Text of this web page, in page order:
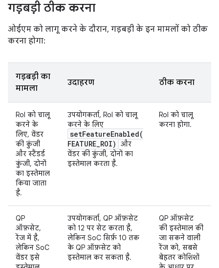
गड़बड़ी ठीक करना
ओईएम को लागू करने के दौरान, गड़बड़ी के इन मामलों को ठीक
करना होगा:
गड़बड़ी का
मामला
उदाहरण ठीक करना
RoI को चालू
करने के
लिए, वेंडर
की कुंजी
और स्टैंडर्ड
कुंजी, दोनों
का इस्तेमाल
किया जाता
है.
उपयोगकर्ता, RoI को चालू
करने के लिए
setFeatureEnabled(
FEATURE_ROI)
और
वेंडर की कुंजी, दोनों का
इस्तेमाल करता है.
RoI को चालू
करना होगा.
QP
ऑफ़सेट,
रेंज में है,
लेकिन SoC
वेंडर इसे
उपयोगकर्ता, QP ऑफ़सेट
को 12 पर सेट करता है,
लेकिन SoC सिर्फ़ 10 तक
के QP ऑफ़सेट को
इस्तेमाल कर सकता है.
QP ऑफ़सेट
की इस्तेमाल की
जा सकने वाली
रेंज को, सबसे
बेहतर कोशिशों